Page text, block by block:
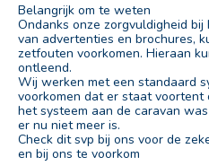
Belangrijk om te weten
Ondanks onze zorgvuldigheid
van advertenties en brochures,
zetfouten voorkomen. Hieraan
ontleend.
Wij werken met een standaard
voorkomen dat er staat voortent
het systeem aan de caravan
er nu niet meer is.
Check dit svp bij ons voor de
en bij ons te voorkom